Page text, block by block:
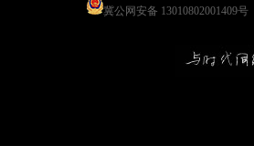
冀公网安备 13010802001409号